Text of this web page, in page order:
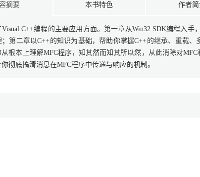
摘要 本书特色 作者
C++编程的主要应用方面。第一章从Win32 SDK编程入手
第二章以C++的知识为基础，帮助你掌握C++的继承、重载、
根本上理解MFC程序，知其然而知其所以然，从此消除对
彻底搞清消息在MFC程序中传递与响应的机制。